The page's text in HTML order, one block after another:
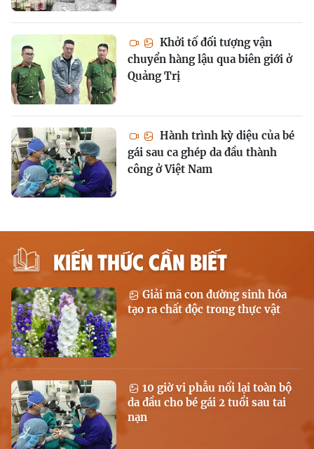
Khởi tố đối tượng vận
chuyển hàng lậu qua biên giới ở
Quảng Trị
Hành trình kỳ diệu của bé
gái sau ca ghép da đầu thành
công ở Việt Nam
KIẾN THỨC CẦN BIẾT
Giải mã con đường sinh hóa
tạo ra chất độc trong thực vật
10 giờ vi phẫu nối lại toàn bộ
da đầu cho bé gái 2 tuổi sau tai
nạn